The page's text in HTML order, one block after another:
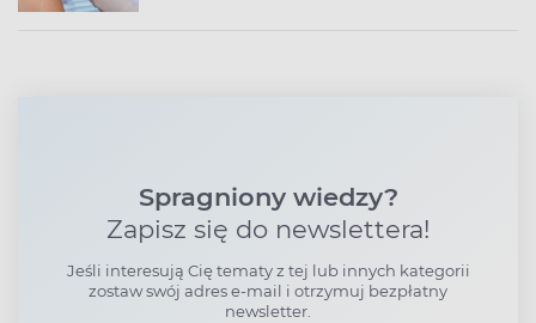
Spragniony wiedzy?
Zapisz się do newslettera!
Jeśli interesują Cię tematy z tej lub innych kategorii
zostaw swój adres e-mail i otrzymuj bezpłatny
newsletter.